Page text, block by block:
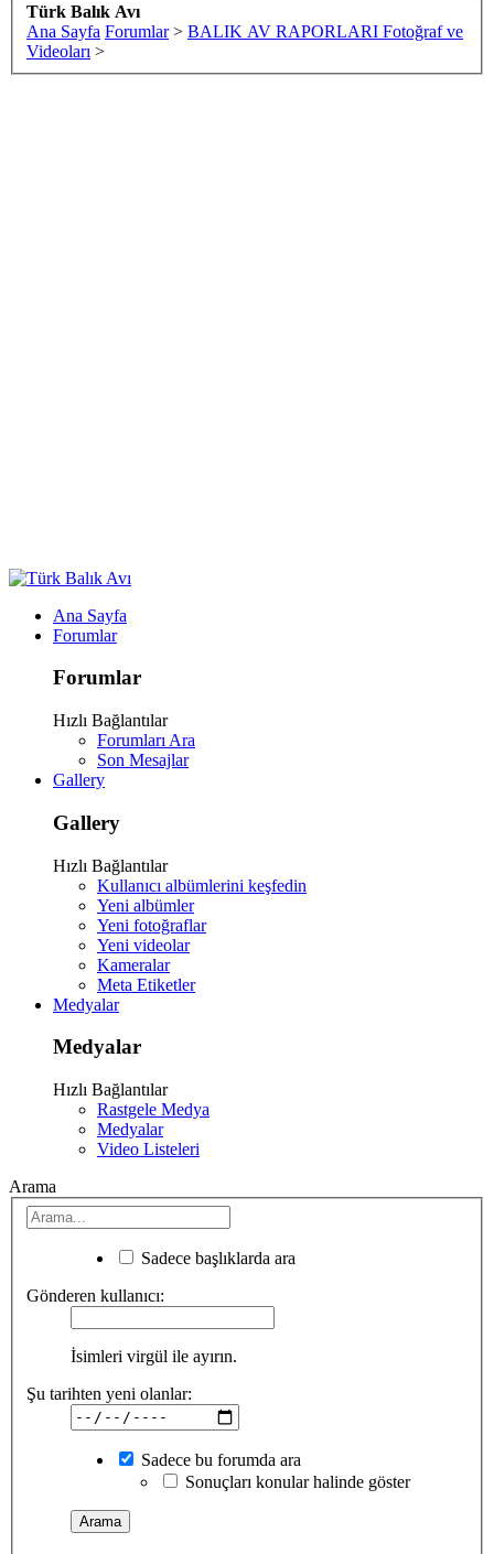
Türk Balık Avı
Ana Sayfa Forumlar > BALIK AV RAPORLARI Fotoğraf ve
Videoları >
Ana Sayfa
Forumlar
Forumlar
Hızlı Bağlantılar
Forumları Ara
Son Mesajlar
Gallery
Gallery
Hızlı Bağlantılar
Kullanıcı albümlerini keşfedin
Yeni albümler
Yeni fotoğraflar
Yeni videolar
Kameralar
Meta Etiketler
Medyalar
Medyalar
Hızlı Bağlantılar
Rastgele Medya
Medyalar
Video Listeleri
Arama
Sadece başlıklarda ara
Gönderen kullanıcı:
İsimleri virgül ile ayırın.
Şu tarihten yeni olanlar:
Sadece bu forumda ara
Sonuçları konular halinde göster